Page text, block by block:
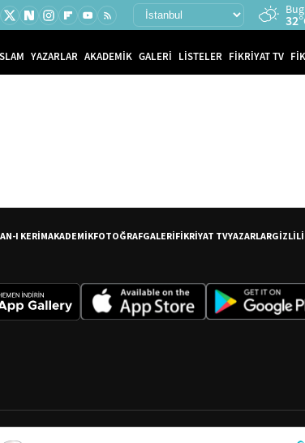
YAZARLAR AKADEMİK GALERİ LİSTELER FİKRİYAT TV
I KERİMAKADEMİKFOTOĞRAFGALERİFİKRİYAT TVYAZARLAR